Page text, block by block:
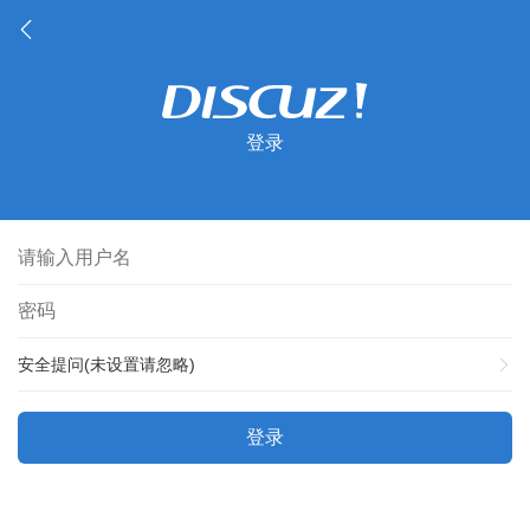
登录
安全提问(未设置请忽略)
登录